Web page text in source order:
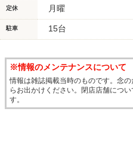
定休 月曜
駐車 15台
※情報のメンテナンスについて
情報は雑誌掲載当時のものです。念
らお出かけください。閉店店舗につ
す。